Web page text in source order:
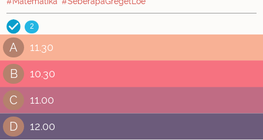
2
A 11.30
B 10.30
C 11.00
D 12.00